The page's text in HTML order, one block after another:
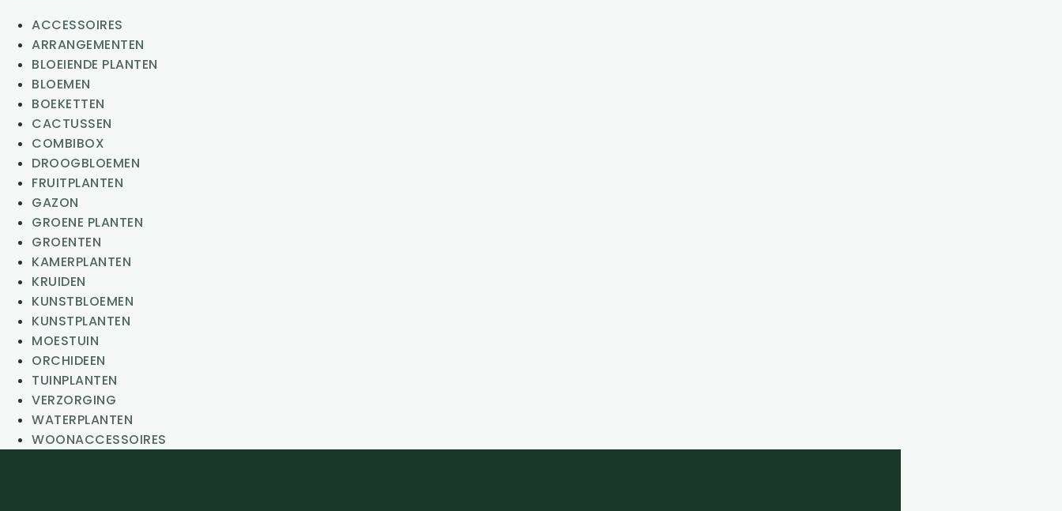
ACCESSOIRES
ARRANGEMENTEN
BLOEIENDE PLANTEN
BLOEMEN
BOEKETTEN
CACTUSSEN
COMBIBOX
DROOGBLOEMEN
FRUITPLANTEN
GAZON
GROENE PLANTEN
GROENTEN
KAMERPLANTEN
KRUIDEN
KUNSTBLOEMEN
KUNSTPLANTEN
MOESTUIN
ORCHIDEEN
TUINPLANTEN
VERZORGING
WATERPLANTEN
WOONACCESSOIRES